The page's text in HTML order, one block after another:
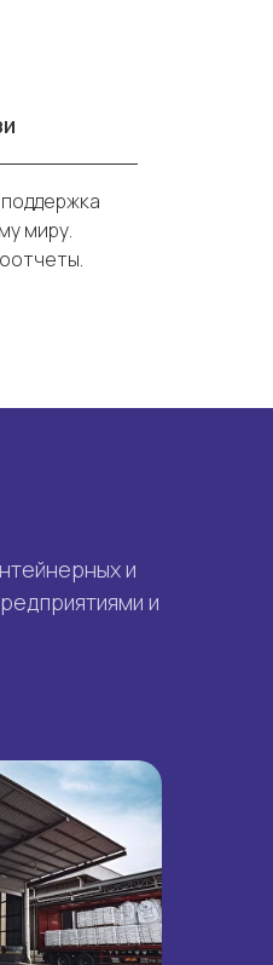
миру.
и
и